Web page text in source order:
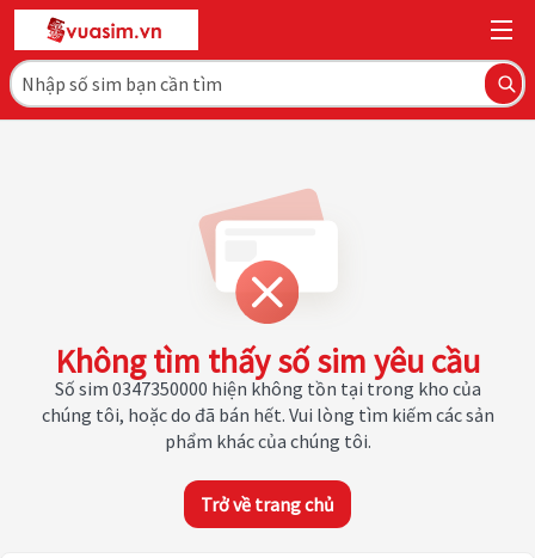
Không tìm thấy số sim yêu cầu
Số sim 0347350000 hiện không tồn tại trong kho của
chúng tôi, hoặc do đã bán hết. Vui lòng tìm kiếm các sản
phẩm khác của chúng tôi.
Trở về trang chủ